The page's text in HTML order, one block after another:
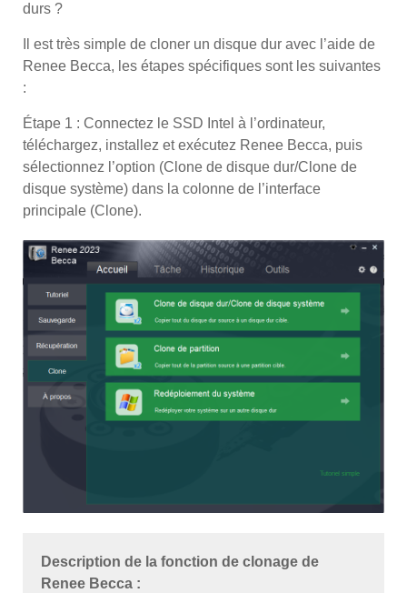
durs ?
Il est très simple de cloner un disque dur avec l’aide de
Renee Becca, les étapes spécifiques sont les suivantes
:
Étape 1 : Connectez le SSD Intel à l’ordinateur,
téléchargez, installez et exécutez Renee Becca, puis
sélectionnez l’option (Clone de disque dur/Clone de
disque système) dans la colonne de l’interface
principale (Clone).
Description de la fonction de clonage de
Renee Becca :